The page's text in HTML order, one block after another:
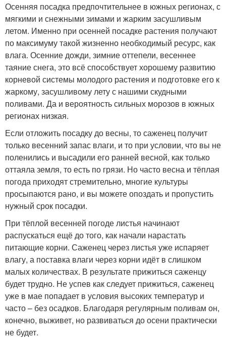
Осенняя посадка предпочтительнее в южных регионах, с
мягкими и снежными зимами и жарким засушливым
летом. Именно при осенней посадке растения получают
по максимуму такой жизненно необходимый ресурс, как
влага. Осенние дожди, зимние оттепели, весеннее
таяние снега, это всё способствует хорошему развитию
корневой системы молодого растения и подготовке его к
жаркому, засушливому лету с нашими скудными
поливами. Да и вероятность сильных морозов в южных
регионах низкая.
Если отложить посадку до весны, то саженец получит
только весенний запас влаги, и то при условии, что вы не
поленились и высадили его ранней весной, как только
оттаяла земля, то есть по грязи. Но часто весна и тёплая
погода приходят стремительно, многие культуры
просыпаются рано, и вы можете опоздать и пропустить
нужный срок посадки.
При тёплой весенней погоде листья начинают
распускаться ещё до того, как начали нарастать
питающие корни. Саженец через листья уже испаряет
влагу, а поставка влаги через корни идёт в слишком
малых количествах. В результате прижиться саженцу
будет трудно. Не успев как следует прижиться, саженец
уже в мае попадает в условия высоких температур и
часто – без осадков. Благодаря регулярным поливам он,
конечно, выживет, но развиваться до осени практически
не будет.